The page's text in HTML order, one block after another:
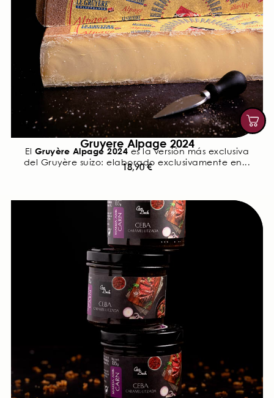
Gruyere Alpage 2024
El Gruyère Alpage 2024 es la versión más exclusiva
del Gruyère suizo: elaborado exclusivamente en...
18,90€